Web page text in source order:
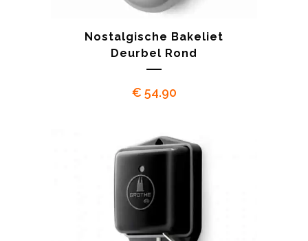
Nostalgische Bakeliet
Deurbel Rond
€ 54.90